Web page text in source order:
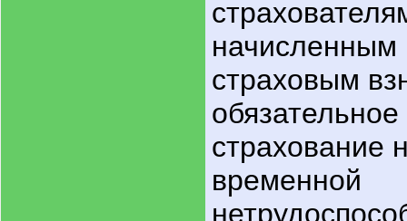
страховым
страхование
временной